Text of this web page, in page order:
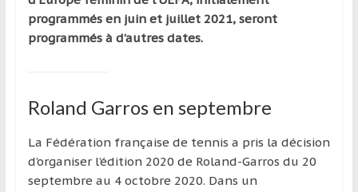
programmés en juin et juillet 2021, seront
programmés à d’autres dates.
Roland Garros en septembre
La Fédération française de tennis a pris la décision
d’organiser l’édition 2020 de Roland-Garros du 20
septembre au 4 octobre 2020. Dans un